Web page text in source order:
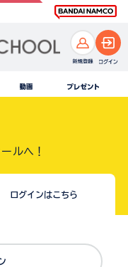
ルへ！
ログインはこちら
ン